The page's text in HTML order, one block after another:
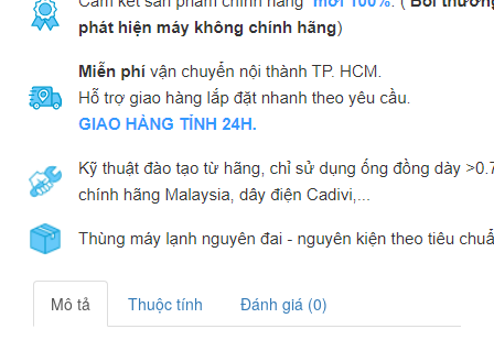
Mô tả Thuộc tính Đánh giá (0)